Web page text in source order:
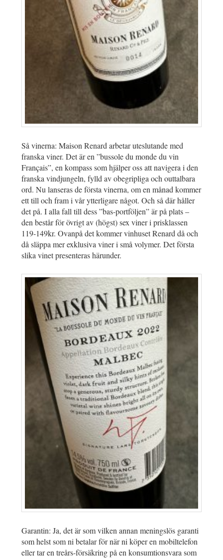
Så vinerna: Maison Renard arbetar uteslutande med
franska viner. Det är en ”bussole du monde du vin
Français”, en kompass som hjälper oss att navigera i den
franska vindjungeln, fylld av obegripliga och outtalbara
ord. Nu lanseras de första vinerna, om en månad kommer
ett till och fram i vår ytterligare något. Och så där håller
det på. I alla fall till dess ”bas-portföljen” är på plats –
den består för övrigt av (högst) sex viner i prisklassen
119-149kr. Ovanpå det kommer vinhuset Renard då och
då släppa mer exklusiva viner i små volymer. Det första
slika vinet presenteras härunder.
Garantin: Ja, det är som vilken annan meningslös garanti
som helst som ni betalar för när ni köper en mobiltelefon
eller tar en treårs-försäkring på en konsumtionsvara som